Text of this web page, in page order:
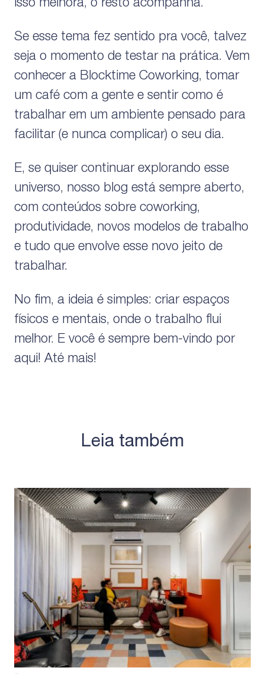
isso melhora, o resto acompanha.
Se esse tema fez sentido pra você, talvez
seja o momento de testar na prática. Vem
conhecer a Blocktime Coworking, tomar
um café com a gente e sentir como é
trabalhar em um ambiente pensado para
facilitar (e nunca complicar) o seu dia.
E, se quiser continuar explorando esse
universo, nosso blog está sempre aberto,
com conteúdos sobre coworking,
produtividade, novos modelos de trabalho
e tudo que envolve esse novo jeito de
trabalhar.
No fim, a ideia é simples: criar espaços
físicos e mentais, onde o trabalho flui
melhor. E você é sempre bem-vindo por
aqui! Até mais!
Leia também